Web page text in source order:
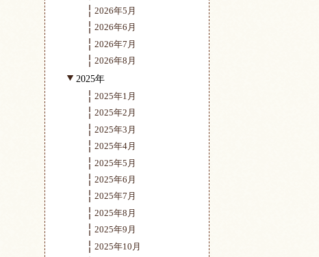
2026年5月
2026年6月
2026年7月
2026年8月
2025年
2025年1月
2025年2月
2025年3月
2025年4月
2025年5月
2025年6月
2025年7月
2025年8月
2025年9月
2025年10月